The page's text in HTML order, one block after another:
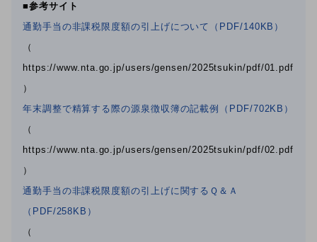
■参考サイト
通勤手当の非課税限度額の引上げについて（PDF/140KB）
（
https://www.nta.go.jp/users/gensen/2025tsukin/pdf/01.pdf
）
年末調整で精算する際の源泉徴収簿の記載例（PDF/702KB）
（
https://www.nta.go.jp/users/gensen/2025tsukin/pdf/02.pdf
）
通勤手当の非課税限度額の引上げに関するＱ＆Ａ
（PDF/258KB）
（